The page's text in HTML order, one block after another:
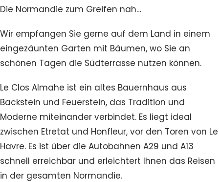
Die Normandie zum Greifen nah…
Wir empfangen Sie gerne auf dem Land in einem
eingezäunten Garten mit Bäumen, wo Sie an
schönen Tagen die Südterrasse nutzen können.
Le Clos Almahe ist ein altes Bauernhaus aus
Backstein und Feuerstein, das Tradition und
Moderne miteinander verbindet. Es liegt ideal
zwischen Etretat und Honfleur, vor den Toren von Le
Havre. Es ist über die Autobahnen A29 und A13
schnell erreichbar und erleichtert Ihnen das Reisen
in der gesamten Normandie.